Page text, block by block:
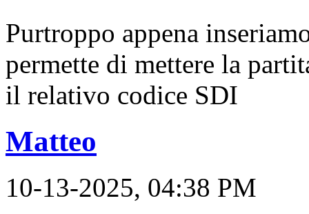
Purtroppo appena
permette di mettere la
il relativo codice SDI
Matteo
10-13-2025, 04:38 PM